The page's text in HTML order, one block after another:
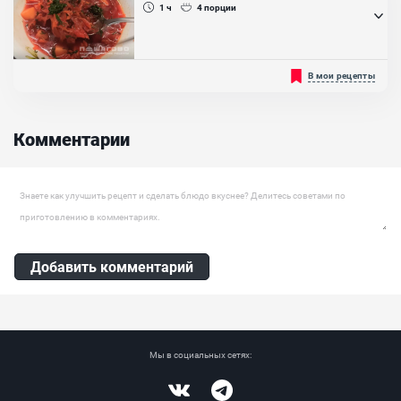
Ингредиенты:
Яйцо куриное отварное, Чеснок, Сыр копченый, Шпроты, Майонез,
Багет
1 ч 4порции
Холодный свекольник делают на квасе, кефире, минеральной
воде или свекольном отваре. Горячий варят на мясном бульоне,
В мои рецепты
Комментарии
Оставить комментарий
Добавить комментарий
Мы в социальных сетях: